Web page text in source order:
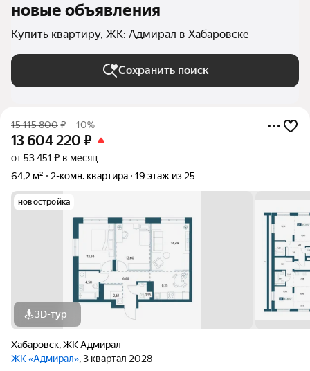
новые объявления
Купить квартиру, ЖК: Адмирал в Хабаровске
Сохранить поиск
15 115 800₽ –10%
13 604 220 ₽
от 53 451 ₽ в месяц
64,2 м²
2-комн. квартира 19 этаж из 25
новостройка
3D-тур
Хабаровск,ЖК Адмирал
ЖК «Адмирал», 3 квартал 2028